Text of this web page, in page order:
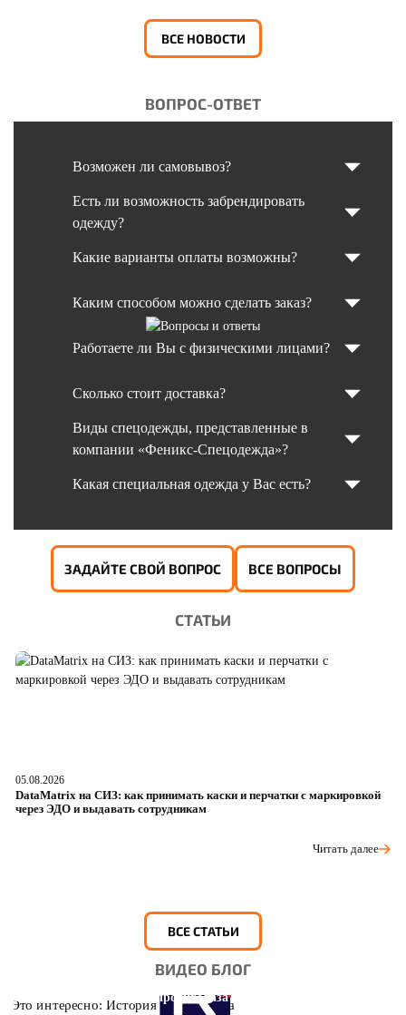
ВСЕ НОВОСТИ
ВОПРОС-ОТВЕТ
Возможен ли самовывоз?
Есть ли возможность забрендировать
одежду?
Какие варианты оплаты возможны?
Каким способом можно сделать заказ?
Работаете ли Вы с физическими лицами?
Сколько стоит доставка?
Виды спецодежды, представленные в
компании «Феникс-Спецодежда»?
Какая специальная одежда у Вас есть?
ЗАДАЙТЕ СВОЙ ВОПРОС ВСЕ ВОПРОСЫ
СТАТЬИ
05.08.2026
DataMatrix на СИЗ: как принимать каски и перчатки с маркировкой
через ЭДО и выдавать сотрудникам
Читать далее
ВСЕ СТАТЬИ
ВИДЕО БЛОГ
Это интересно: История противогаза